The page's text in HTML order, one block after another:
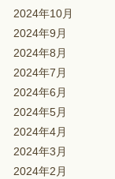
2024年10月
2024年9月
2024年8月
2024年7月
2024年6月
2024年5月
2024年4月
2024年3月
2024年2月